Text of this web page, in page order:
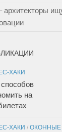
архитекторы
ХАКИ
на
ХАКИ / ОКОННЫЕ